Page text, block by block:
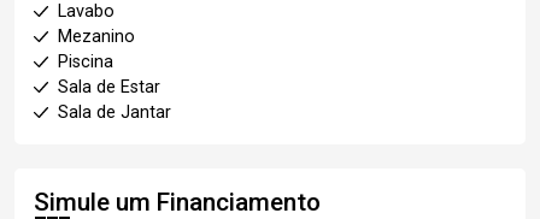
Lavabo
Mezanino
Piscina
Sala de Estar
Sala de Jantar
Simule um Financiamento